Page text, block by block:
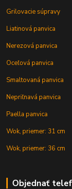
Grilovacie súpravy
Liatinová panvica
Nerezová panvica
Oceľová panvica
Smaltovaná panvica
Nepriľnavá panvica
Paella panvica
Wok, priemer: 31 cm
Wok, priemer: 36 cm
Objednať